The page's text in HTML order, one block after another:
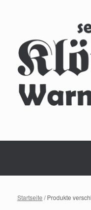
Startseite / Produkte